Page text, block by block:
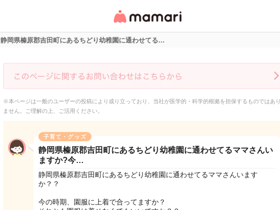
リ・情報サイト
静岡県榛原郡吉田町にあるちどり幼稚園に通わせてる…
※本ページは一般のユーザーの投稿により成り立っており、当社が医学的・科学的根拠を担保するものではあり
ません。ご理解の上、ご活用ください。
子育て・グッズ
静岡県榛原郡吉田町にあるちどり幼稚園に通わせてるママさんい
ますか?今…
静岡県榛原郡吉田町にあるちどり幼稚園に通わせてるママさんいます
か？？
今の時期、園服に上着で合ってますか？